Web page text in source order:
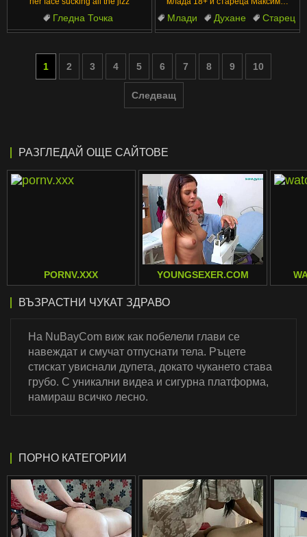
Гледна Точка
Размяна на сперма
Смучене
Еректис
Млади Духане
Старец
Възрастни
Брюнетка
1 2 3 4 5 6 7 8 9 10
Следващ
РАЗГЛЕДАЙ ОЩЕ САЙТОВЕ
PORNV.XXX YOUNGSEXER.COM
ВЪЗРАСТНИ ЧУКАТ ЗДРАВО
На NuBayCom виж как побелели глави се
навеждат и смучат отпуснати тела. Ръцете
стискат увиснали дупета, докато чукането става
грубо. С уникални видеа и сигурна платформа,
намираш всичко лесно.
ПОРНО КАТЕГОРИИ